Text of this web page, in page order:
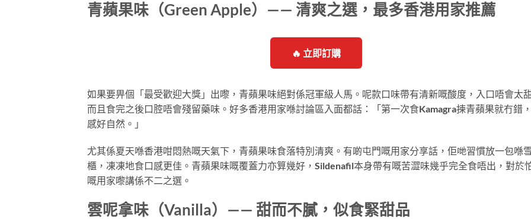
青蘋果味（Green Apple）—— 清爽之選，最多香港用家推薦
🔥 立即訂購
如果要畀個「最受歡迎大獎」出嚟，青蘋果味絕對係冠軍級人馬。呢款口味帶有清新嘅酸度，入口唔會太
而且食完之後口腔唔會殘留藥味。好多香港用家喺討論區入面都話：「第一次食Kamagra揀青蘋果就冇錯
感好自然。」
尤其係夏天喺香港咁悶熱嘅天氣下，青蘋果味食落特別清爽。有啲屯門嘅用家分享話，佢哋習慣放一包喺
櫃，凍凍地食口感更佳。青蘋果味嘅覆蓋力亦算幾好，Sildenafil本身帶有嘅苦澀味幾乎完全食唔出，對於
嘅用家嚟講係不二之選。
雲呢拿味（Vanilla）—— 甜而不膩，似食緊甜品